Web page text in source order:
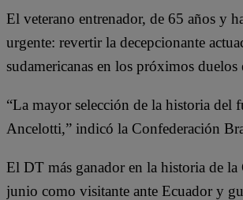
El veterano entrenador, de 65 años y
urgente: revertir la decepcionante
sudamericanas en los próximos
“La mayor selección de la historia del
Ancelotti,” indicó la Confederación
El DT más ganador en la historia de
junio como visitante ante Ecuador y